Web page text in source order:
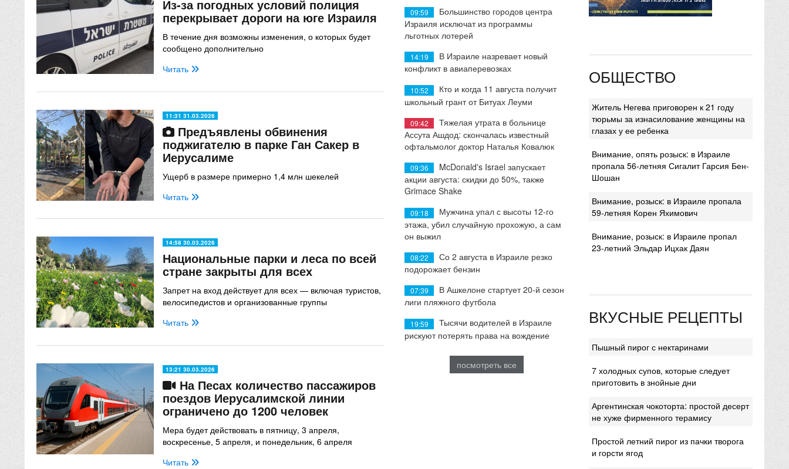
Из-за погодных условий полиция
перекрывает дороги на юге Израиля
В течение дня возможны изменения, о которых будет
сообщено дополнительно
Читать
11:31 31.03.2026
Предъявлены обвинения
поджигателю в парке Ган Сакер в
Иерусалиме
Ущерб в размере примерно 1,4 млн шекелей
Читать
14:58 30.03.2026
Национальные парки и леса по всей
стране закрыты для всех
Запрет на вход действует для всех — включая туристов,
велосипедистов и организованные группы
Читать
13:21 30.03.2026
На Песах количество пассажиров
поездов Иерусалимской линии
ограничено до 1200 человек
Мера будет действовать в пятницу, 3 апреля,
воскресенье, 5 апреля, и понедельник, 6 апреля
Читать
09:59
Большинство городов центра
Израиля исключат из программы
льготных лотерей
14:19
В Израиле назревает новый
конфликт в авиаперевозках
10:52
Кто и когда 11 августа получит
школьный грант от Битуах Леуми
09:42
Тяжелая утрата в больнице
Ассута Ашдод: скончалась известный
офтальмолог доктор Наталья Ковалюк
09:36
McDonald's Israel запускает
акции августа: скидки до 50%, также
Grimace Shake
09:18
Мужчина упал с высоты 12-го
этажа, убил случайную прохожую, а сам
он выжил
08:22
Со 2 августа в Израиле резко
подорожает бензин
07:39
В Ашкелоне стартует 20-й сезон
лиги пляжного футбола
19:59
Тысячи водителей в Израиле
рискуют потерять права на вождение
посмотреть все
ОБЩЕСТВО
Житель Негева приговорен к 21 году
тюрьмы за изнасилование женщины на
глазах у ее ребенка
Внимание, опять розыск: в Израиле
пропала 56-летняя Сигалит Гарсия Бен-
Шошан
Внимание, розыск: в Израиле пропала
59-летняя Корен Яхимович
Внимание, розыск: в Израиле пропал
23-летний Эльдар Ицхак Даян
ВКУСНЫЕ РЕЦЕПТЫ
Пышный пирог с нектаринами
7 холодных супов, которые следует
приготовить в знойные дни
Аргентинская чокоторта: простой десерт
не хуже фирменного терамису
Простой летний пирог из пачки творога
и горсти ягод